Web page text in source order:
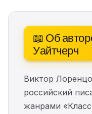
📖 Об
Уайтчерч
Виктор
российский
жанрами